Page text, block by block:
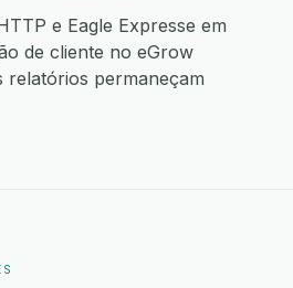
e Eagle Expresse em
de cliente no eGrow
relatórios permaneçam